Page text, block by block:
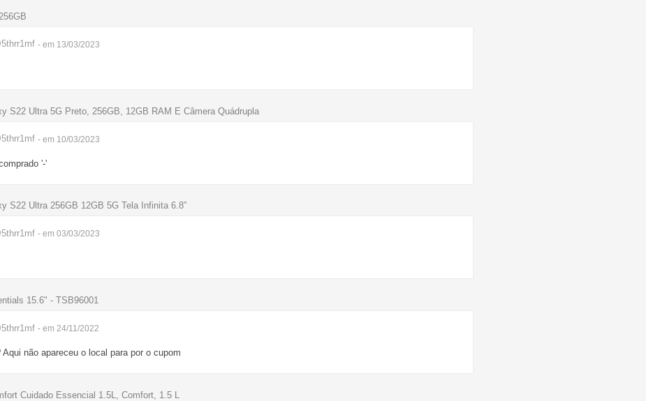
- em 13/03/2023
S22 Ultra 5G Preto, 256GB, 12GB RAM E Câmera Quádrupla
- em 10/03/2023
'-'
S22 Ultra 256GB 12GB 5G Tela Infinita 6.8”
- em 03/03/2023
15.6" - TSB96001
- em 24/11/2022
não apareceu o local para por o cupom
Cuidado Essencial 1.5L, Comfort, 1.5 L